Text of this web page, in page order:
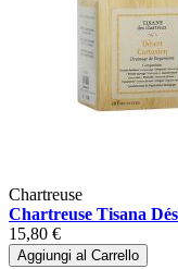
Chartreuse
Chartreuse Tisana
15,80 €
Aggiungi al Carrello